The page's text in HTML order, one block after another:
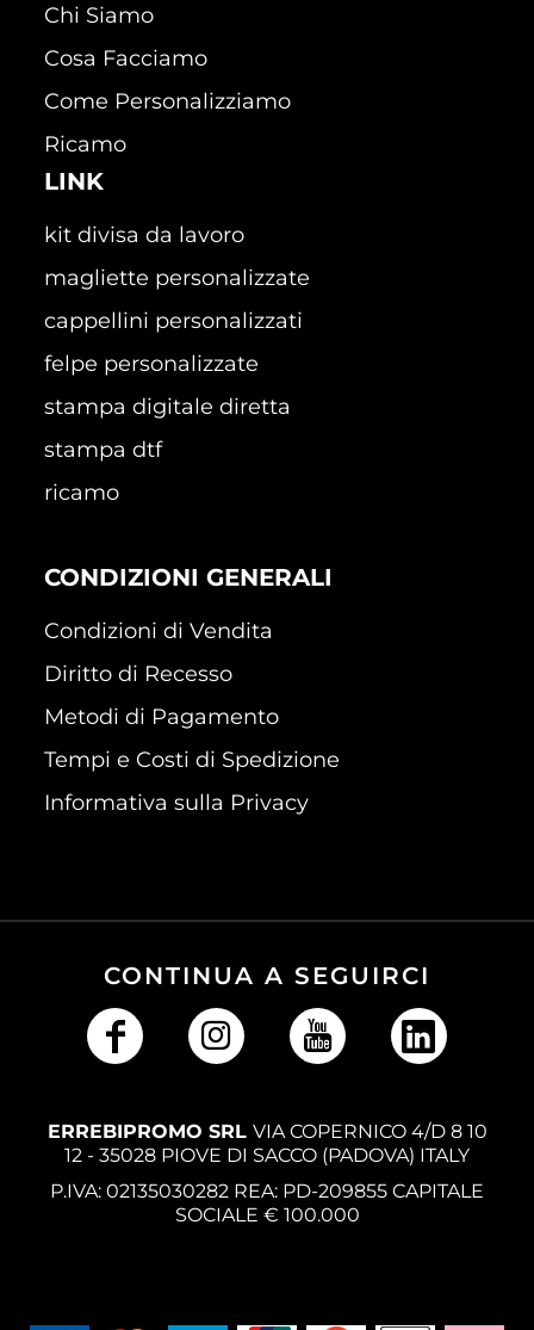
Chi Siamo
Cosa Facciamo
Come Personalizziamo
Ricamo
LINK
kit divisa da lavoro
magliette personalizzate
cappellini personalizzati
felpe personalizzate
stampa digitale diretta
stampa dtf
ricamo
CONDIZIONI GENERALI
Condizioni di Vendita
Diritto di Recesso
Metodi di Pagamento
Tempi e Costi di Spedizione
Informativa sulla Privacy
CONTINUA A SEGUIRCI
ERREBIPROMO SRL VIA COPERNICO 4/D 8 10
12 - 35028 PIOVE DI SACCO (PADOVA) ITALY
P.IVA: 02135030282 REA: PD-209855 CAPITALE
SOCIALE € 100.000